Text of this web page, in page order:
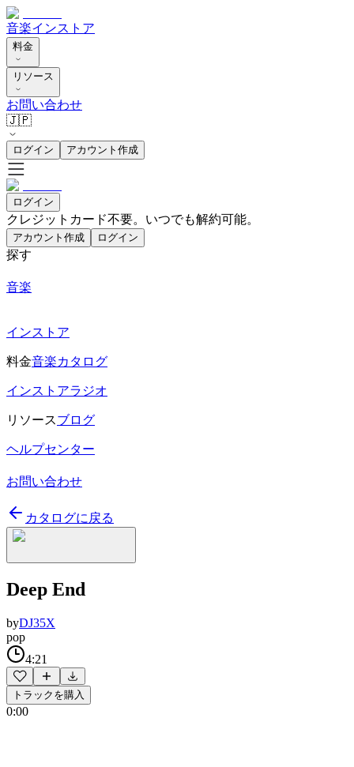
音楽インストア
料金
リソース
お問い合わせ
🇯🇵
ログイン アカウント作成
ログイン
クレジットカード不要。いつでも解約可能。
アカウント作成 ログイン
探す
音楽
インストア
料金音楽カタログ
インストアラジオ
リソースブログ
ヘルプセンター
お問い合わせ
カタログに戻る
Deep End
byDJ35X
pop
4:21
トラックを購入
0:00